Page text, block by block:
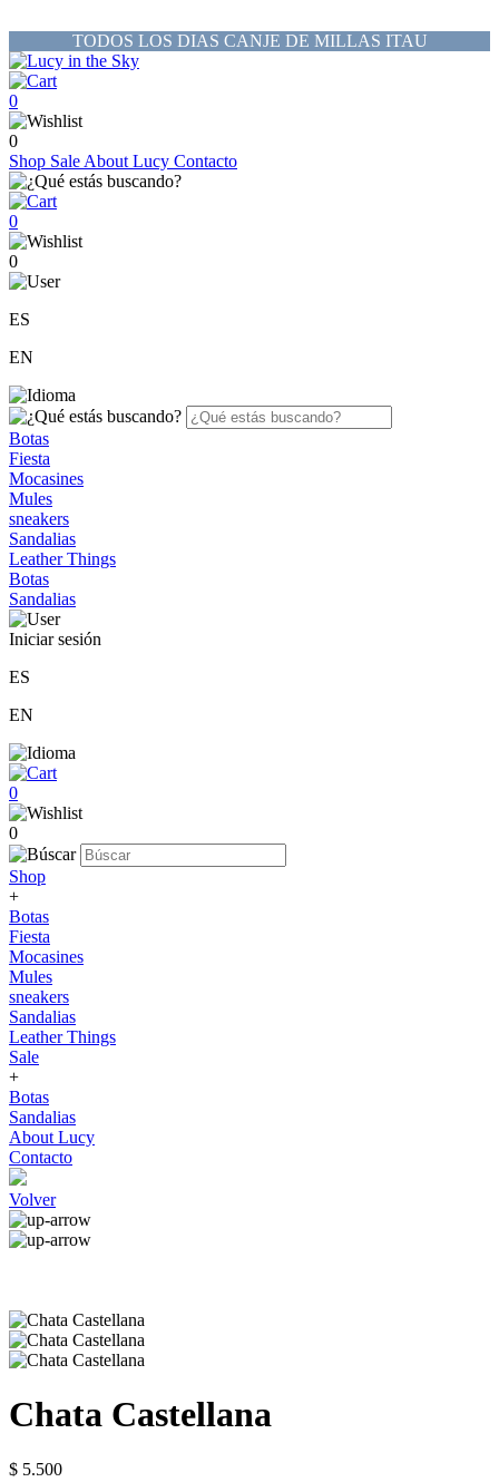
TODOS LOS DIAS CANJE DE MILLAS ITAU
0
0
Shop Sale About Lucy Contacto
0
0
ES
EN
Botas
Fiesta
Mocasines
Mules
sneakers
Sandalias
Leather Things
Botas
Sandalias
Iniciar sesión
ES
EN
0
0
Shop
+
Botas
Fiesta
Mocasines
Mules
sneakers
Sandalias
Leather Things
Sale
+
Botas
Sandalias
About Lucy
Contacto
Volver
Chata Castellana
$ 5.500